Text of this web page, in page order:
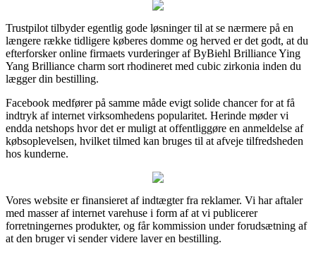
Trustpilot tilbyder egentlig gode løsninger til at se nærmere på en
længere række tidligere køberes domme og herved er det godt, at du
efterforsker online firmaets vurderinger af ByBiehl Brilliance Ying
Yang Brilliance charm sort rhodineret med cubic zirkonia inden du
lægger din bestilling.
Facebook medfører på samme måde evigt solide chancer for at få
indtryk af internet virksomhedens popularitet. Herinde møder vi
endda netshops hvor det er muligt at offentliggøre en anmeldelse af
købsoplevelsen, hvilket tilmed kan bruges til at afveje tilfredsheden
hos kunderne.
Vores website er finansieret af indtægter fra reklamer. Vi har aftaler
med masser af internet varehuse i form af at vi publicerer
forretningernes produkter, og får kommission under forudsætning af
at den bruger vi sender videre laver en bestilling.